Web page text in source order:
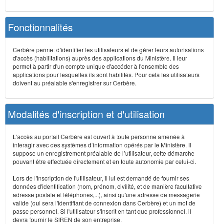
Fonctionnalités
Cerbère permet d'identifier les utilisateurs et de gérer leurs autorisations
d'accès (habilitations) auprès des applications du Ministère. Il leur
permet à partir d'un compte unique d'accéder à l'ensemble des
applications pour lesquelles ils sont habilités. Pour cela les utilisateurs
doivent au préalable s'enregistrer sur Cerbère.
Modalités d'inscription et d'utilisation
L'accès au portail Cerbère est ouvert à toute personne amenée à
interagir avec des systèmes d’information opérés par le Ministère. Il
suppose un enregistrement préalable de l’utilisateur, cette démarche
pouvant être effectuée directement et en toute autonomie par celui-ci.
Lors de l'inscription de l'utilisateur, il lui est demandé de fournir ses
données d'identification (nom, prénom, civilité, et de manière facultative
adresse postale et téléphones,...), ainsi qu'une adresse de messagerie
valide (qui sera l'identifiant de connexion dans Cerbère) et un mot de
passe personnel. Si l'utilisateur s'inscrit en tant que professionnel, il
devra fournir le SIREN de son entreprise.